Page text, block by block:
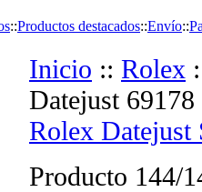
::Productos destacados::Envío::
Inicio :: Rolex
Datejust 69178
Rolex Datejust
Producto 144/